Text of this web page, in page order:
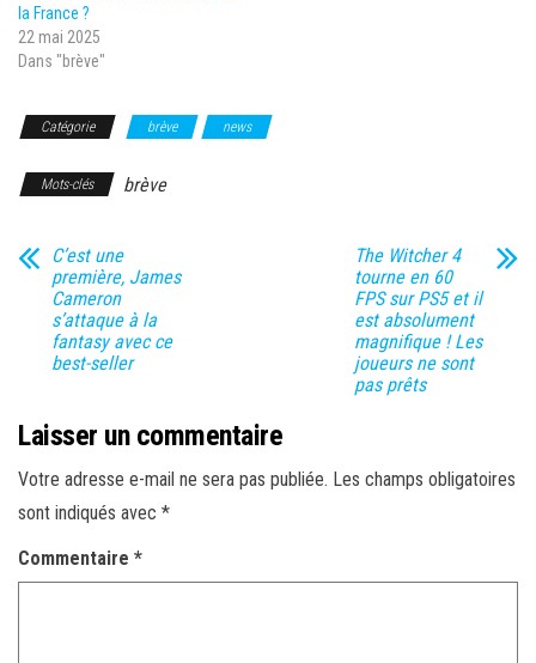
la France ?
22 mai 2025
Dans "brève"
Catégorie brève news
Mots-clés brève
C’est une
première, James
Cameron
s’attaque à la
fantasy avec ce
best-seller
The Witcher 4
tourne en 60
FPS sur PS5 et il
est absolument
magnifique ! Les
joueurs ne sont
pas prêts
Laisser un commentaire
Votre adresse e-mail ne sera pas publiée. Les champs obligatoires
sont indiqués avec *
Commentaire *